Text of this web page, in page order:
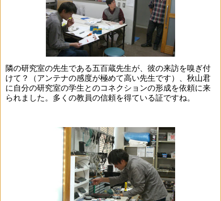
隣の研究室の先生である五百蔵先生が、彼の来訪を嗅ぎ付
けて？（アンテナの感度が極めて高い先生です）、秋山君
に自分の研究室の学生とのコネクションの形成を依頼に来
られました。多くの教員の信頼を得ている証ですね。